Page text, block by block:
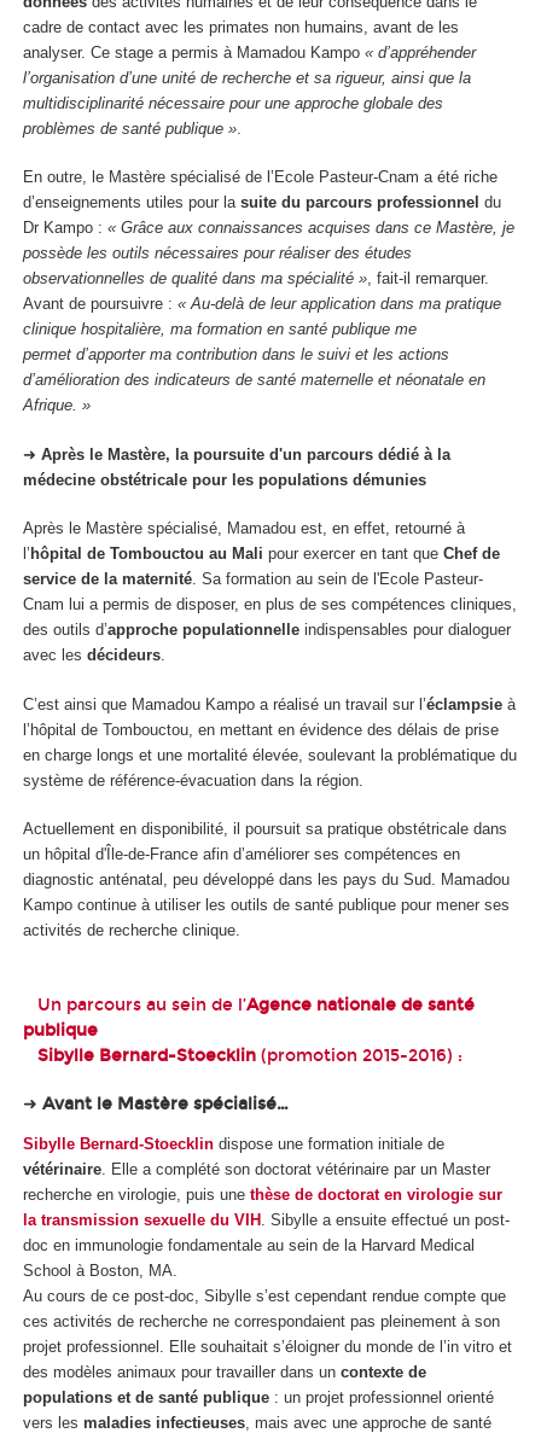
cadre de contact avec les primates non humains, avant de les
analyser. Ce stage a permis à Mamadou Kampo « d’appréhender
l’organisation d’une unité de recherche et sa rigueur, ainsi que la
multidisciplinarité nécessaire pour une approche globale des
problèmes de santé publique »
En outre, le Mastère spécialisé de l’Ecole Pasteur-Cnam a été riche
d’enseignements utiles pour la suite du parcours professionnel du
Dr Kampo : « Grâce aux connaissances acquises dans ce Mastère, je
possède les outils nécessaires pour réaliser des études
observationnelles de qualité dans ma spécialité », fait-il remarquer.
Avant de poursuivre : « Au-delà de leur application dans ma pratique
clinique hospitalière, ma formation en santé publique me
permet d’apporter ma contribution dans le suivi et les actions
d’amélioration des indicateurs de santé maternelle et néonatale en
Afrique. »
➜ Après le Mastère, la poursuite d'un parcours dédié à la
médecine obstétricale pour les populations démunies
Après le Mastère spécialisé, Mamadou est, en effet, retourné à
l’ hôpital de Tombouctou au Mali pour exercer en tant que Chef de
service de la maternité. Sa formation au sein de l'Ecole Pasteur-
Cnam lui a permis de disposer, en plus de ses compétences cliniques,
des outils d’approche populationnelle indispensables pour dialoguer
avec les décideurs.
C’est ainsi que Mamadou Kampo a réalisé un travail sur l’éclampsie à
l’hôpital de Tombouctou, en mettant en évidence des délais de prise
en charge longs et une mortalité élevée, soulevant la problématique du
système de référence-évacuation dans la région.
Actuellement en disponibilité, il poursuit sa pratique obstétricale dans
un hôpital d'Île-de-France afin d’améliorer ses compétences en
diagnostic anténatal, peu développé dans les pays du Sud. Mamadou
Kampo continue à utiliser les outils de santé publique pour mener ses
activités de recherche clinique.
Un parcours au sein de l’Agence nationale de santé
publique
Sibylle Bernard-Stoecklin (promotion 2015-2016) :
➜ Avant le Mastère spécialisé…
Sibylle Bernard-Stoecklin dispose une formation initiale de
vétérinaire . Elle a complété son doctorat vétérinaire par un Master
recherche en virologie, puis une thèse de doctorat en virologie sur
la transmission sexuelle du VIH . Sibylle a ensuite effectué un post-
doc en immunologie fondamentale au sein de la Harvard Medical
School à Boston, MA.
Au cours de ce post-doc, Sibylle s’est cependant rendue compte que
ces activités de recherche ne correspondaient pas pleinement à son
projet professionnel. Elle souhaitait s’éloigner du monde de l’in vitro et
des modèles animaux pour travailler dans un contexte de
populations et de santé publique : un projet professionnel orienté
vers les maladies infectieuses , mais avec une approche de santé